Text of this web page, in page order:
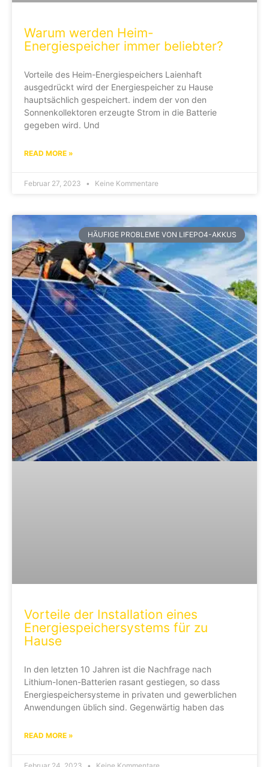
Warum werden Heim-
Energiespeicher immer beliebter?
Vorteile des Heim-Energiespeichers Laienhaft
ausgedrückt wird der Energiespeicher zu Hause
hauptsächlich gespeichert. indem der von den
Sonnenkollektoren erzeugte Strom in die Batterie
gegeben wird. Und
READ MORE »
Februar 27, 2023 Keine Kommentare
HÄUFIGE PROBLEME VON LIFEPO4-AKKUS
Vorteile der Installation eines
Energiespeichersystems für zu
Hause
In den letzten 10 Jahren ist die Nachfrage nach
Lithium-Ionen-Batterien rasant gestiegen, so dass
Energiespeichersysteme in privaten und gewerblichen
Anwendungen üblich sind. Gegenwärtig haben das
READ MORE »